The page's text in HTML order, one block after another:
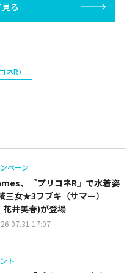
る
R）
ペーン
、『プリコネR』で水着姿
三女★3フブキ（サマー）
花井美春)が登場
17:07
ト